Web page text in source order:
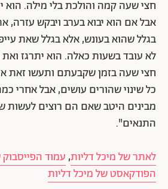
חצי שעה קמה והולכת בלי מילה. הוא
אבל אם הוא יבוא בערב ויבקש עזרה,
בגלל שהוא בעונש, אלא בגלל שאת
לא עובד בשעות כאלה. הוא יתרגז ואת
חצי שעה בזמן שקבעתם ותעשו זאת
כל שינוי שהורים עושים, אבל אחרי
מבינים היטב שאם הם רוצים לעשות
התנאים".
לאתר של מיכל דליות,עמוד
הפודקאסט של מיכל דליות